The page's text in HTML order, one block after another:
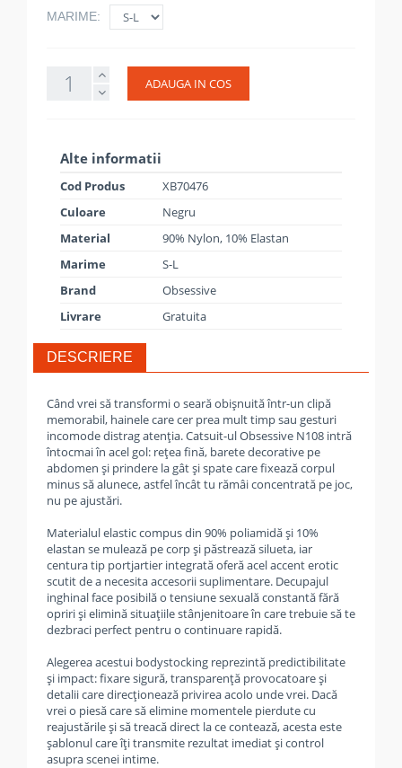
MARIME:
ADAUGA IN COS
Alte informatii
Cod Produs
XB70476
Culoare
Negru
Material
90% Nylon, 10% Elastan
Marime
S-L
Brand
Obsessive
Livrare
Gratuita
DESCRIERE
Când vrei să transformi o seară obișnuită într-un clipă
memorabil, hainele care cer prea mult timp sau gesturi
incomode distrag atenția. Catsuit-ul Obsessive N108 intră
întocmai în acel gol: rețea fină, barete decorative pe
abdomen și prindere la gât și spate care fixează corpul
minus să alunece, astfel încât tu rămâi concentrată pe joc,
nu pe ajustări.
Materialul elastic compus din 90% poliamidă și 10%
elastan se mulează pe corp și păstrează silueta, iar
centura tip portjartier integrată oferă acel accent erotic
scutit de a necesita accesorii suplimentare. Decupajul
inghinal face posibilă o tensiune sexuală constantă fără
opriri și elimină situațiile stânjenitoare în care trebuie să te
dezbraci perfect pentru o continuare rapidă.
Alegerea acestui bodystocking reprezintă predictibilitate
și impact: fixare sigură, transparență provocatoare și
detalii care direcționează privirea acolo unde vrei. Dacă
vrei o piesă care să elimine momentele pierdute cu
reajustările și să treacă direct la ce contează, acesta este
șablonul care îți transmite rezultat imediat și control
asupra scenei intime.